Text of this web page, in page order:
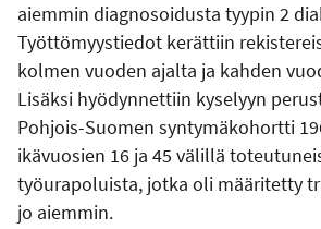
aiemmin diagnosoidusta tyypin 2
Työttömyystiedot kerättiin
kolmen vuoden ajalta ja kahden
Lisäksi hyödynnettiin kyselyyn
Pohjois-Suomen syntymäkohortti
ikävuosien 16 ja 45 välillä
työurapoluista, jotka oli määritetty
jo aiemmin.